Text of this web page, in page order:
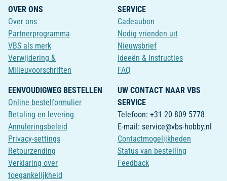
OVER ONS
Over ons
Partnerprogramma
VBS als merk
Verwijdering &
Milieuvoorschriften
SERVICE
Cadeaubon
Nodig vrienden uit
Nieuwsbrief
Ideeën & Instructies
FAQ
EENVOUDIGWEG BESTELLEN
Online bestelformulier
Betaling en levering
Annuleringsbeleid
Privacy-settings
Retourzending
Verklaring over
toegankelijkheid
UW CONTACT NAAR VBS
SERVICE
Telefoon: +31 20 809 5778
E-mail: service@vbs-hobby.nl
Contactmogelijkheden
Status van bestelling
Feedback